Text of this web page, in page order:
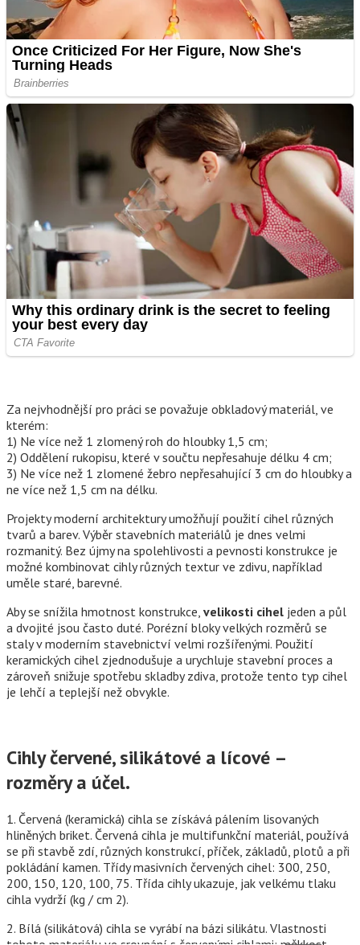
Za nejvhodnější pro práci se považuje obkladový materiál, ve
kterém:
1) Ne více než 1 zlomený roh do hloubky 1,5 cm;
2) Oddělení rukopisu, které v součtu nepřesahuje délku 4 cm;
3) Ne více než 1 zlomené žebro nepřesahující 3 cm do hloubky a
ne více než 1,5 cm na délku.
Projekty moderní architektury umožňují použití cihel různých
tvarů a barev. Výběr stavebních materiálů je dnes velmi
rozmanitý. Bez újmy na spolehlivosti a pevnosti konstrukce je
možné kombinovat cihly různých textur ve zdivu, například
uměle staré, barevné.
Aby se snížila hmotnost konstrukce, velikosti cihel jeden a půl
a dvojité jsou často duté. Porézní bloky velkých rozměrů se
staly v moderním stavebnictví velmi rozšířenými. Použití
keramických cihel zjednodušuje a urychluje stavební proces a
zároveň snižuje spotřebu skladby zdiva, protože tento typ cihel
je lehčí a teplejší než obvykle.
Cihly červené, silikátové a lícové –
rozměry a účel.
1. Červená (keramická) cihla se získává pálením lisovaných
hliněných briket. Červená cihla je multifunkční materiál, používá
se při stavbě zdí, různých konstrukcí, příček, základů, plotů a při
pokládání kamen. Třídy masivních červených cihel: 300, 250,
200, 150, 120, 100, 75. Třída cihly ukazuje, jak velkému tlaku
cihla vydrží (kg / cm 2).
2. Bílá (silikátová) cihla se vyrábí na bázi silikátu. Vlastnosti